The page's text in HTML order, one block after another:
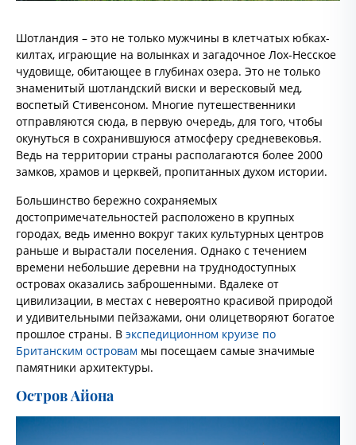
Шотландия – это не только мужчины в клетчатых юбках-
килтах, играющие на волынках и загадочное Лох-Несское
чудовище, обитающее в глубинах озера. Это не только
знаменитый шотландский виски и вересковый мед,
воспетый Стивенсоном. Многие путешественники
отправляются сюда, в первую очередь, для того, чтобы
окунуться в сохранившуюся атмосферу средневековья.
Ведь на территории страны располагаются более 2000
замков, храмов и церквей, пропитанных духом истории.
Большинство бережно сохраняемых
достопримечательностей расположено в крупных
городах, ведь именно вокруг таких культурных центров
раньше и вырастали поселения. Однако с течением
времени небольшие деревни на труднодоступных
островах оказались заброшенными. Вдалеке от
цивилизации, в местах с невероятно красивой природой
и удивительными пейзажами, они олицетворяют богатое
прошлое страны. В экспедиционном круизе по
Британским островам мы посещаем самые значимые
памятники архитектуры.
Остров Айона